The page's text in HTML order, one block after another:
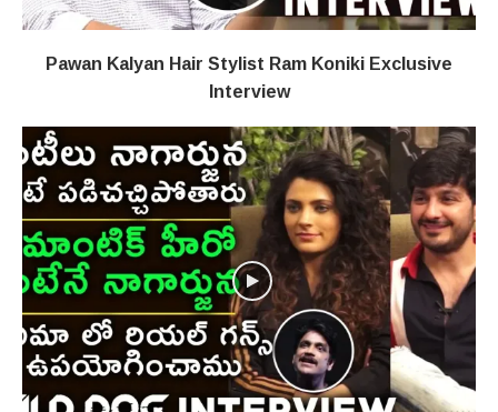
Pawan Kalyan Hair Stylist Ram Koniki Exclusive
Interview